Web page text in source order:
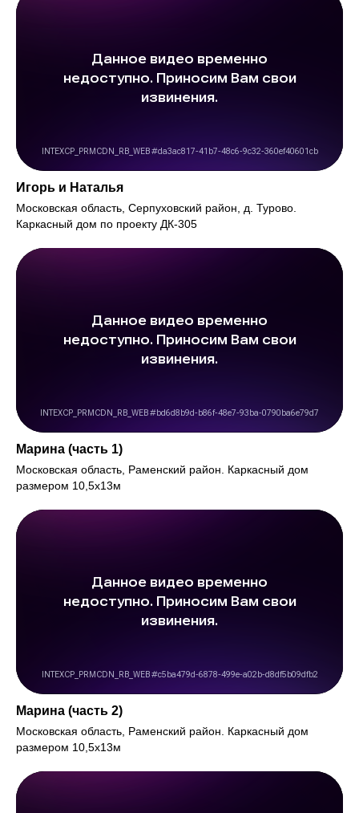
Игорь и Наталья
Московская область, Серпуховский район, д. Турово.
Каркасный дом по проекту ДК-305
Марина (часть 1)
Московская область, Раменский район. Каркасный дом
размером 10,5х13м
Марина (часть 2)
Московская область, Раменский район. Каркасный дом
размером 10,5х13м